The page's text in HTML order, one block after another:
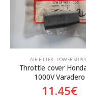
AIR FILTER - POWER
Throttle cover
1000V Varadero
11.45€